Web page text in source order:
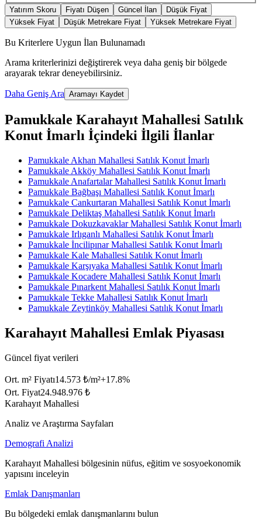
Yatırım Skoru Fiyatı Düşen Güncel İlan
Düşük Fiyat
Yüksek Fiyat
Düşük Metrekare Fiyat Yüksek Metrekare Fiyat
Bu Kriterlere Uygun İlan Bulunamadı
Arama kriterlerinizi değiştirerek veya daha geniş bir bölgede
arayarak tekrar deneyebilirsiniz.
Daha Geniş Ara Aramayı Kaydet
Pamukkale Karahayıt Mahallesi Satılık
Konut İmarlı İçindeki İlgili İlanlar
Pamukkale Akhan Mahallesi Satılık Konut İmarlı
Pamukkale Akköy Mahallesi Satılık Konut İmarlı
Pamukkale Anafartalar Mahallesi Satılık Konut İmarlı
Pamukkale Bağbaşı Mahallesi Satılık Konut İmarlı
Pamukkale Cankurtaran Mahallesi Satılık Konut İmarlı
Pamukkale Deliktaş Mahallesi Satılık Konut İmarlı
Pamukkale Dokuzkavaklar Mahallesi Satılık Konut İmarlı
Pamukkale Irlıganlı Mahallesi Satılık Konut İmarlı
Pamukkale İncilipınar Mahallesi Satılık Konut İmarlı
Pamukkale Kale Mahallesi Satılık Konut İmarlı
Pamukkale Karşıyaka Mahallesi Satılık Konut İmarlı
Pamukkale Kocadere Mahallesi Satılık Konut İmarlı
Pamukkale Pınarkent Mahallesi Satılık Konut İmarlı
Pamukkale Tekke Mahallesi Satılık Konut İmarlı
Pamukkale Zeytinköy Mahallesi Satılık Konut İmarlı
Karahayıt Mahallesi Emlak Piyasası
Güncel fiyat verileri
Ort. m² Fiyatı14.573 ₺/m²+17.8%
Ort. Fiyat24.948.976 ₺
Karahayıt Mahallesi
Analiz ve Araştırma Sayfaları
Demografi Analizi
Karahayıt Mahallesi bölgesinin nüfus, eğitim ve sosyoekonomik
yapısını inceleyin
Emlak Danışmanları
Bu bölgedeki emlak danışmanlarını bulun